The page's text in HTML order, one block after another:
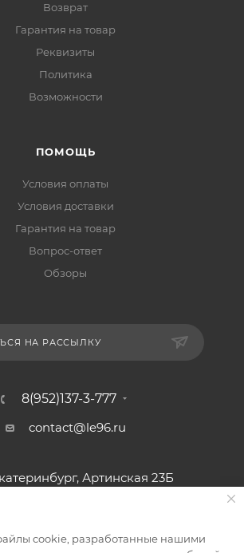
Возврат
Гарантия на товар
Реквизиты
Политика
Возможности
ПОМОЩЬ
Условия оплаты
Условия доставки
Гарантия на товар
Вопрос-ответ
Обзоры
НА РАССЫЛКУ
8(952)137-3-777
contact@le96.ru
Артинская 23Б
cookie, разработанные нашими